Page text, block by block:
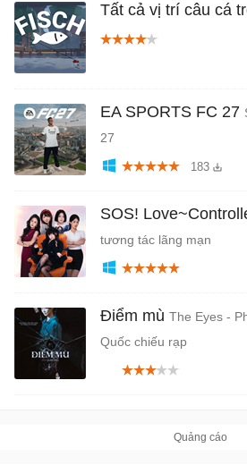
Tất cả vị trí câu cá
EA SPORTS FC 27
27
183
SOS!
tương tác lãng mạn
Điểm mù The Eyes -
Quốc chiếu rạp